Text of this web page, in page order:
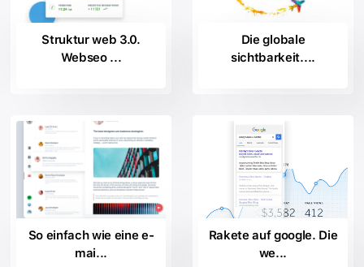
Struktur web 3.0.
Webseo ...
Die globale
sichtbarkeit....
So einfach wie eine e-
mai...
Rakete auf google. Die
we...